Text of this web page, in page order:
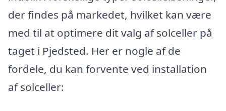
der findes på markedet, hvilket kan være
med til at optimere dit valg af solceller på
taget i Pjedsted. Her er nogle af de
fordele, du kan forvente ved installation
af solceller: